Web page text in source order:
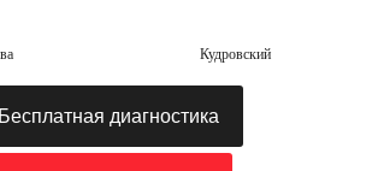
Кудровский
Бесплатная диагностика